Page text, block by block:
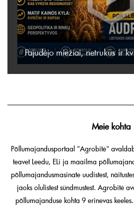
Pajudėjo miežiai, netrukus ir
Meie kohta
Põllumajandusportaal "Agrobitė"
teavet Leedu, ELi ja maailma
põllumajandusmasinate uudistest,
jaoks olulistest sündmustest. Agrobitė
põllumajanduse kohta 9 erinevas